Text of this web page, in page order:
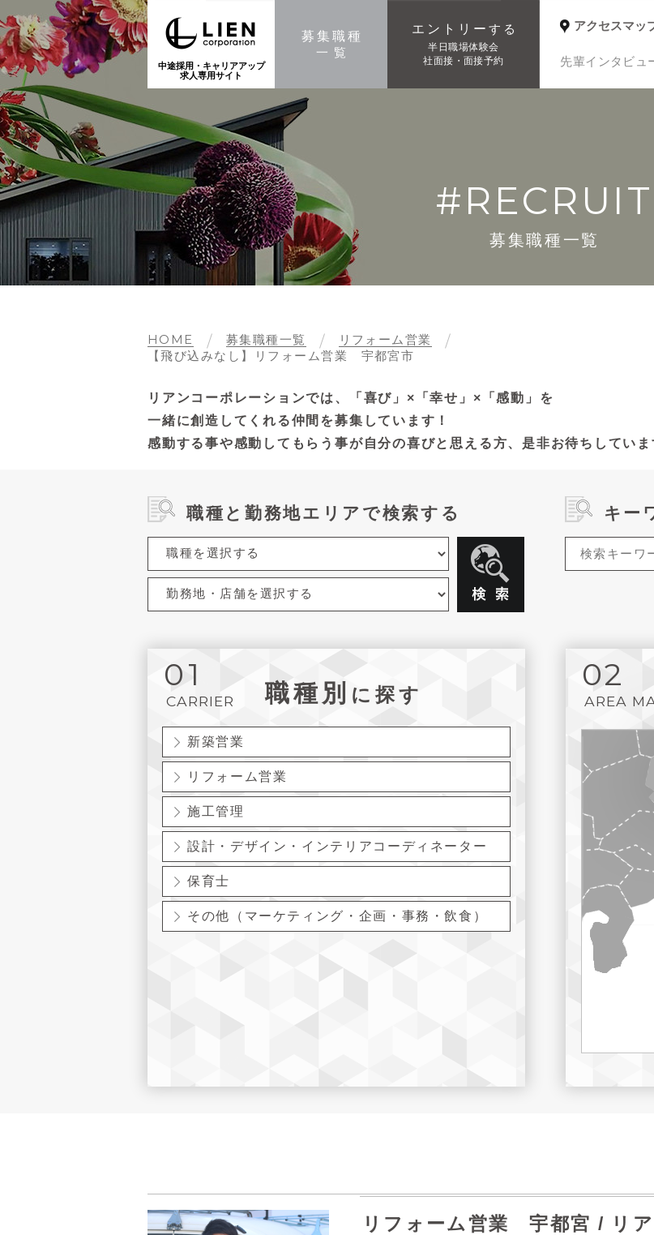
中途採用・キャリアアップ
求人専用サイト
募集職種
一覧
エントリー する
半日職場体験会
社面接・面接予約
アクセスマッ
先輩インタビュ
#RECRUIT
募集職種一覧
HOME 募集職種一覧
リフォーム営業
【飛び込みなし】リフォーム営業 宇都宮市
リアンコーポレーションでは、「喜び」×「幸せ」×「感動」を
一緒に創造してくれる仲間を募集しています！
感動する事や感動してもらう事が自分の喜びと思える方、是非お待ちしていま
職種と勤務地エリアで検索する キー
01
CARRIER 職種別 に探す
新築営業
リフォーム営業
施工管理
設計・デザイン・インテリアコーディネーター
保育士
その他（マーケティング・企画・事務・飲食）
02
AREA
リフォーム営業 宇都宮 / リ